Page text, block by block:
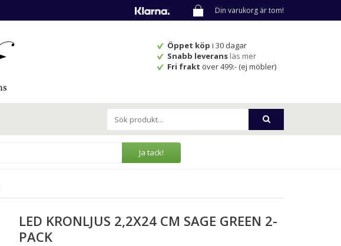
Din varukorg är tom!
Öppet köpi 30 dagar
Snabb leverans läs mer
Fri frakt över 499:- (ej möbler)
Ja tack!
LED KRONLJUS 2,2X24 CM SAGE GREEN 2-
PACK